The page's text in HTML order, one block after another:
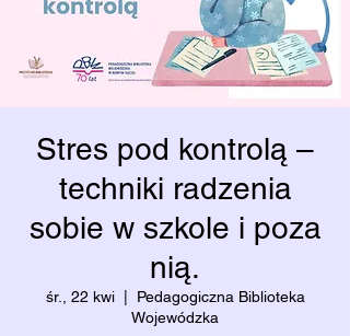
Stres pod kontrolą –
techniki radzenia
sobie w szkole i poza
nią.
śr., 22 kwi
  |
Pedagogiczna Biblioteka
Wojewódzka